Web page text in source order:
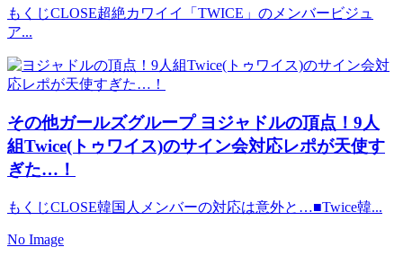
もくじCLOSE超絶カワイイ「TWICE」のメンバービジュ
ア...
その他ガールズグループヨジャドルの頂点！9人
組Twice(トゥワイス)のサイン会対応レポが天使す
ぎた…！
もくじCLOSE韓国人メンバーの対応は意外と…■Twice韓...
No Image